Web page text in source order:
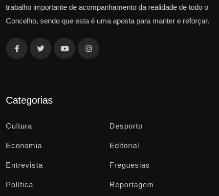
trabalho importante de acompanhamento da realidade de todo o
Concelho, sendo que esta é uma aposta para manter e reforçar.
Categorias
Cultura Desporto
Economia Editorial
Entrevista Freguesias
Política Reportagem